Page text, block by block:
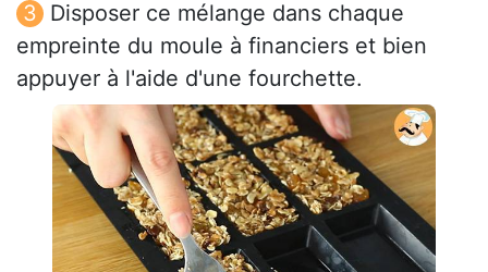
Disposer ce mélange dans chaque
empreinte du moule à financiers et bien
appuyer à l'aide d'une fourchette.